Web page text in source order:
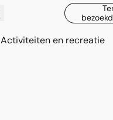
Activiteiten en recreatie